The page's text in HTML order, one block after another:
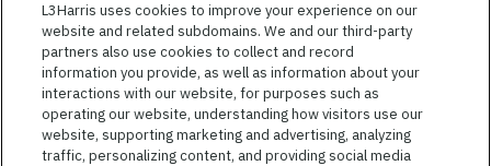
origine nationale, leur handicap ou leur statut d’ancien
combattant, d’innover afin de résoudre les problèmes les plus
coriaces de nos clients.
L3Harris uses cookies to improve your experience on our
website and related subdomains. We and our third-party
partners also use cookies to collect and record
information you provide, as well as information about your
interactions with our website, for purposes such as
operating our website, understanding how visitors use our
website, supporting marketing and advertising, analyzing
traffic, personalizing content, and providing social media